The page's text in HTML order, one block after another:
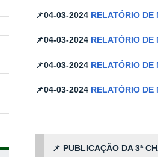
📌04-03-2024 RELATÓRIO DE
📌04-03-2024 RELATÓRIO
📌04-03-2024 RELATÓRIO DE
📌04-03-2024 RELATÓRIO
📌 PUBLICAÇÃO DA 3ª